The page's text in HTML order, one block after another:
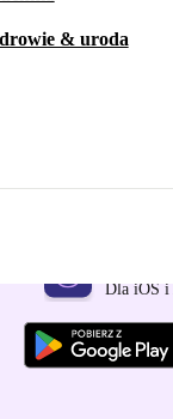
& uroda
Dla iOS i